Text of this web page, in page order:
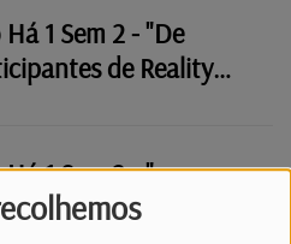
1 Sem 2 - "De
de Reality
1 Sem 2 - "com
a aviões."